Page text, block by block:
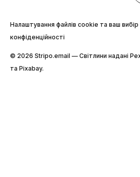
Налаштування файлів cookie та ваш вибір
конфіденційності
© 2026 Stripо.email — Світлини надані
та Pixabay.